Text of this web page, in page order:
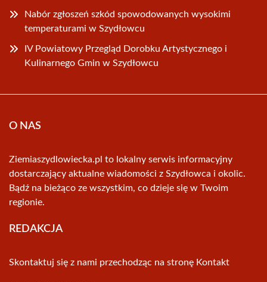
Nabór zgłoszeń szkód spowodowanych wysokimi
temperaturami w Szydłowcu
IV Powiatowy Przegląd Dorobku Artystycznego i
Kulinarnego Gmin w Szydłowcu
O NAS
Ziemiaszydlowiecka.pl to lokalny serwis informacyjny
dostarczający aktualne wiadomości z Szydłowca i okolic.
Bądź na bieżąco ze wszystkim, co dzieje się w Twoim
regionie.
REDAKCJA
Skontaktuj się z nami przechodząc na stronę Kontakt